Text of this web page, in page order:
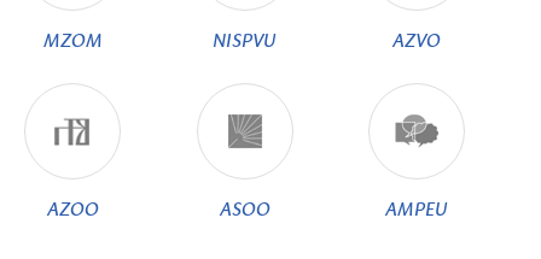
MZOM NISPVU AZVO
AZOO ASOO AMPEU